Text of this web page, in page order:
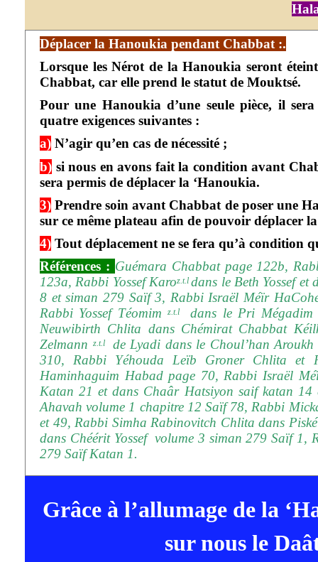
Déplacer la Hanoukia pendant Chabbat :.
Lorsque les Nérot de la Hanoukia seront
Chabbat, car elle prend le statut de Mouktsé.
Pour une Hanoukia d’une seule pièce, il
quatre exigences suivantes :
a) N’agir qu’en cas de nécessité ;
b) si nous en avons fait la condition avant
sera permis de déplacer la ‘Hanoukia.
3) Prendre soin avant Chabbat de poser une
sur ce même plateau afin de pouvoir déplacer
4) Tout déplacement ne se fera qu’à condition
Références : Guémara Chabbat page 122b,
123a, Rabbi Yossef Karoz.t.ldans le Beth Yossef
8 et siman 279 Saïf 3, Rabbi Israël Méïr
Rabbi Yossef Téomimz.t.l
dans le Pri
Neuwibirth Chlita dans Chémirat Chabbat
Zelmann
z.t.l
de Lyadi dans le Choul’han
310, Rabbi Yéhouda Leïb Groner Chlita et
Haminhaguim Habad page 70, Rabbi Israël
Katan 21 et dans Chaâr Hatsiyon saif katan
Ahavah volume 1 chapitre 12 Saïf 78, Rabbi
et 49,Rabbi Simha Rabinovitch Chlita dans
dans Chéérit Yossef volume 3 siman 279 Saïf 1,
279 Saïf Katan 1.
Grâce à l’allumage de la
sur nous le